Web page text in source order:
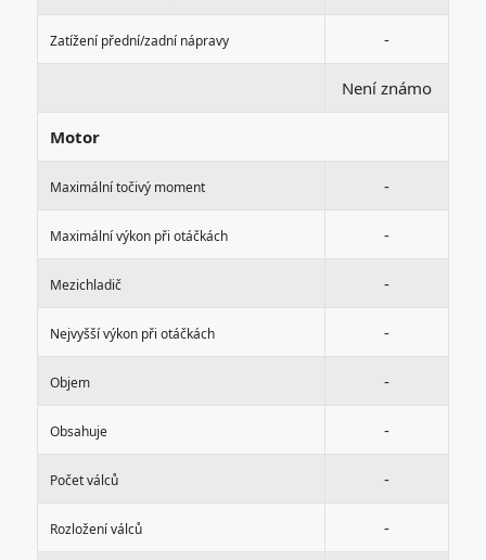
Zatížení přední/zadní nápravy -
Není známo
Motor
Maximální točivý moment -
Maximální výkon při otáčkách -
Mezichladič -
Nejvyšší výkon při otáčkách -
Objem -
Obsahuje -
Počet válců -
Rozložení válců -